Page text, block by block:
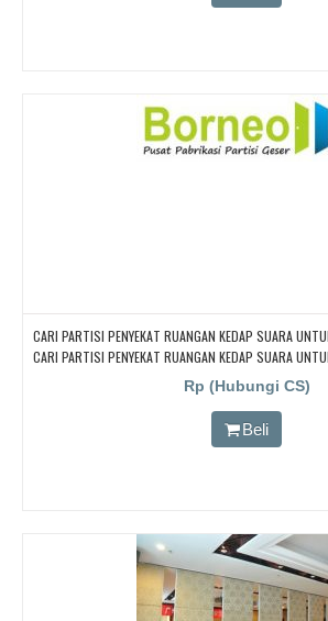
CARI PARTISI PENYEKAT RUANGAN KEDAP SUARA
CARI PARTISI PENYEKAT RUANGAN KEDAP SUARA
CARI PARTISI PENYEKAT RUANGAN KEDAP SUARA
CARI PARTISI PENYEKAT RUANGAN KEDAP SUARA
CARI PARTISI PENYEKAT RUANGAN KEDAP SUARA
Rp (Hubungi CS)
Beli